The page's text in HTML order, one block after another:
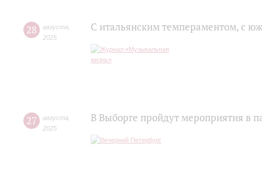
28 августа
2025
С итальянским темпераментом, с
27 августа
2025
В Выборге пройдут мероприятия в